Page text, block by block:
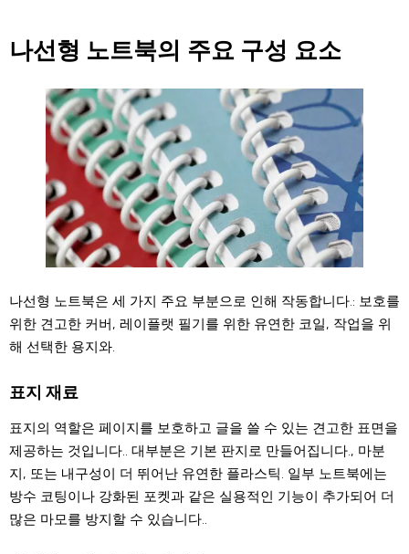
나선형 노트북의 주요 구성 요소
나선형 노트북은 세 가지 주요 부분으로 인해 작동합니다.: 보호를
위한 견고한 커버, 레이플랫 필기를 위한 유연한 코일, 작업을 위
해 선택한 용지와.
표지 재료
표지의 역할은 페이지를 보호하고 글을 쓸 수 있는 견고한 표면을
제공하는 것입니다.. 대부분은 기본 판지로 만들어집니다., 마분
지, 또는 내구성이 더 뛰어난 유연한 플라스틱. 일부 노트북에는
방수 코팅이나 강화된 포켓과 같은 실용적인 기능이 추가되어 더
많은 마모를 방지할 수 있습니다..